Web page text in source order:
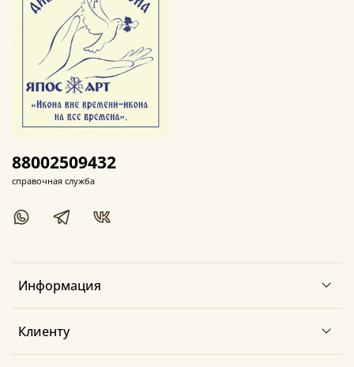
Информация
Клиенту
88002509432
справочная служба